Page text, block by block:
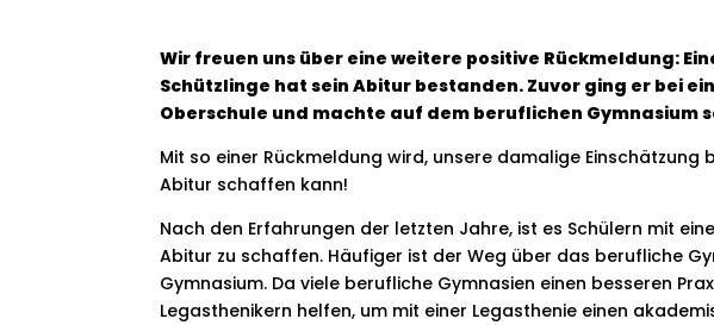
Wir freuen uns über eine weitere positive Rückmeldung:
Schützlinge hat sein Abitur bestanden. Zuvor ging er bei
Oberschule und machte auf dem beruflichen Gymnasium
Mit so einer Rückmeldung wird, unsere damalige
Abitur schaffen kann!
Nach den Erfahrungen der letzten Jahre, ist es Schülern mit
Abitur zu schaffen. Häufiger ist der Weg über das berufliche
Gymnasium. Da viele berufliche Gymnasien einen besseren
Legasthenikern helfen, um mit einer Legasthenie einen